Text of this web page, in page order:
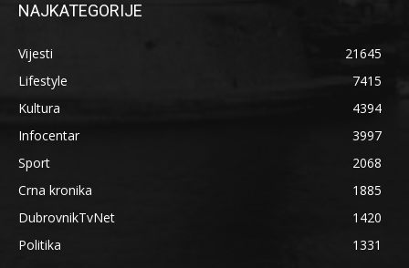
NAJKATEGORIJE
Vijesti
21645
Lifestyle
7415
Kultura
4394
Infocentar
3997
Sport
2068
Crna kronika
1885
DubrovnikTvNet
1420
Politika
1331